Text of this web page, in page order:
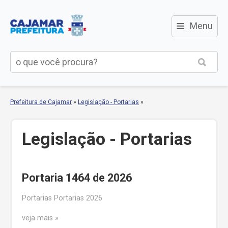
≡ Menu
Prefeitura de Cajamar » Legislação - Portarias »
Legislação - Portarias
Portaria 1464 de 2026
Portarias Portarias 2026
veja mais